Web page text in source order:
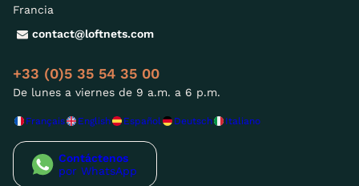
Francia
contact@loftnets.com
+33 (0)5 35 54 35 00
De lunes a viernes de 9 a.m. a 6 p.m.
Français English Español Deutsch Italiano
Contáctenos
por WhatsApp